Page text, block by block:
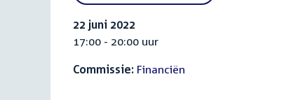
22 juni 2022
17:00 - 20:00 uur
Commissie: Financiën